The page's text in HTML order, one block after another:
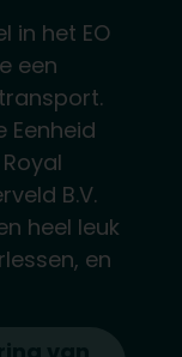
in het EO
een
Eenheid
B.V.
heel leuk
en